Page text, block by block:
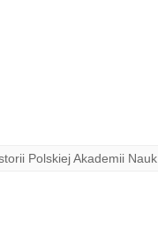
Polskiej Akademii Nauk